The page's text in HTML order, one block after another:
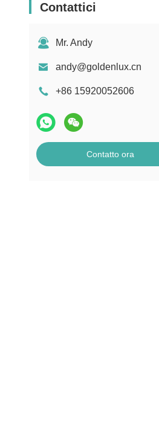
Contattici
Mr. Andy
andy@goldenlux.cn
+86 15920052606
Contatto ora